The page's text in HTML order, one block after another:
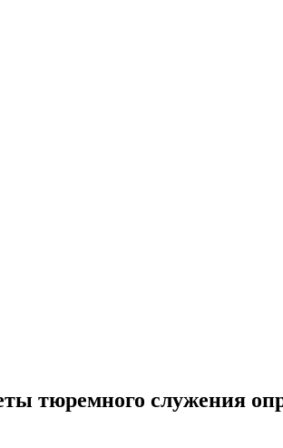
тюремного служения